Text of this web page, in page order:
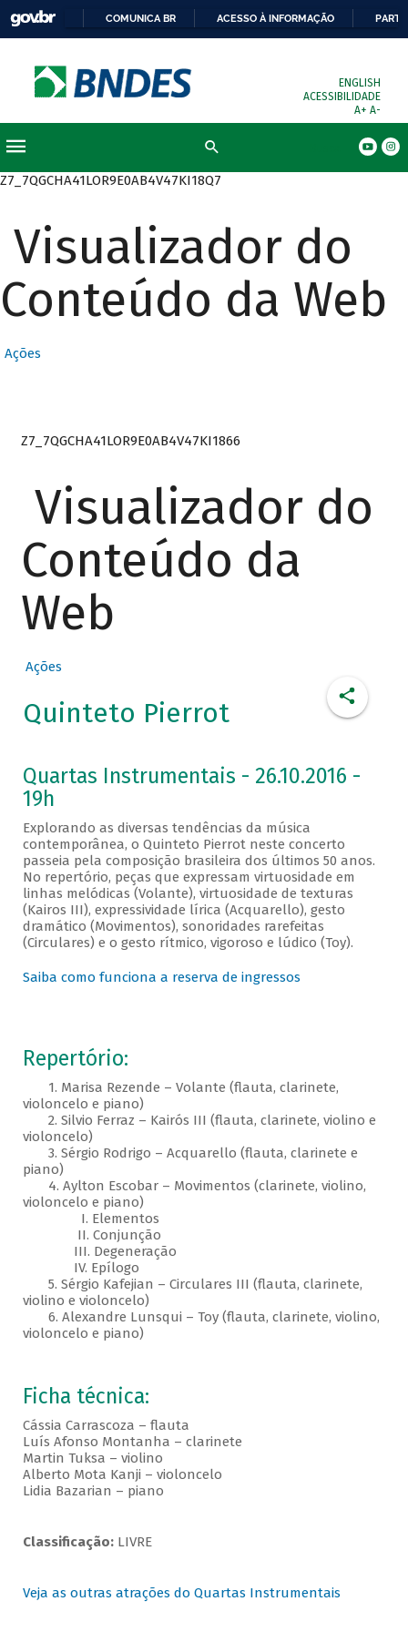
COMUNICA BR ACESSO À INFORMAÇÃO
ENGLISH
ACESSIBILIDADE
A+ A-
Z7_7QGCHA41LOR9E0AB4V47KI18Q7
Visualizador do
Conteúdo da Web
Ações
Z7_7QGCHA41LOR9E0AB4V47KI1866
Visualizador do
Conteúdo da
Web
Ações
Quinteto Pierrot
Quartas Instrumentais - 26.10.2016 -
19h
Explorando as diversas tendências da música
contemporânea, o Quinteto Pierrot neste concerto
passeia pela composição brasileira dos últimos 50 anos.
No repertório, peças que expressam virtuosidade em
linhas melódicas (Volante), virtuosidade de texturas
(Kairos III), expressividade lírica (Acquarello), gesto
dramático (Movimentos), sonoridades rarefeitas
(Circulares) e o gesto rítmico, vigoroso e lúdico (Toy).
Saiba como funciona a reserva de ingressos
Repertório:
1. Marisa Rezende – Volante (flauta, clarinete,
violoncelo e piano)
2. Silvio Ferraz – Kairós III (flauta, clarinete, violino e
violoncelo)
3. Sérgio Rodrigo – Acquarello (flauta, clarinete e
piano)
4. Aylton Escobar – Movimentos (clarinete, violino,
violoncelo e piano)
I. Elementos
II. Conjunção
III. Degeneração
IV. Epílogo
5. Sérgio Kafejian – Circulares III (flauta, clarinete,
violino e violoncelo)
6. Alexandre Lunsqui – Toy (flauta, clarinete, violino,
violoncelo e piano)
Ficha técnica:
Cássia Carrascoza – flauta
Luís Afonso Montanha – clarinete
Martin Tuksa – violino
Alberto Mota Kanji – violoncelo
Lidia Bazarian – piano
Classificação:LIVRE
Veja as outras atrações do Quartas Instrumentais